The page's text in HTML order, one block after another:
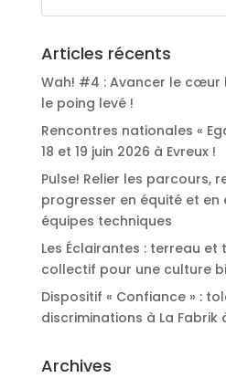
Articles récents
Wah! #4 : Avancer le cœur
le poing levé !
Rencontres nationales «
18 et 19 juin 2026 à Evreux !
Pulse! Relier les parcours,
progresser en équité et en
équipes techniques
Les Éclairantes : terreau et
collectif pour une culture
Dispositif « Confiance » :
discriminations à La Fabrik
Archives